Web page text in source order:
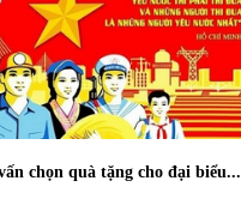
chọn quà tặng cho đại biểu...